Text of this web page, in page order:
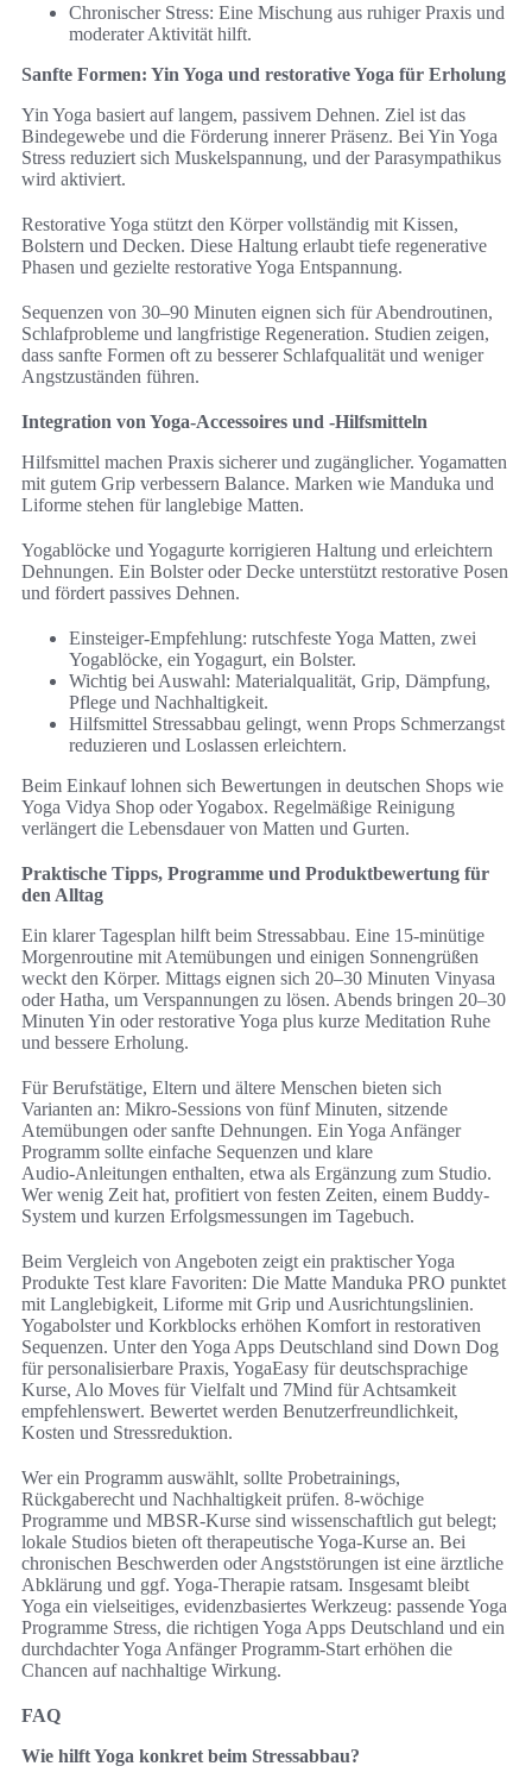
Chronischer Stress: Eine Mischung aus ruhiger Praxis und
moderater Aktivität hilft.
Sanfte Formen: Yin Yoga und restorative Yoga für Erholung
Yin Yoga basiert auf langem, passivem Dehnen. Ziel ist das
Bindegewebe und die Förderung innerer Präsenz. Bei Yin Yoga
Stress reduziert sich Muskelspannung, und der Parasympathikus
wird aktiviert.
Restorative Yoga stützt den Körper vollständig mit Kissen,
Bolstern und Decken. Diese Haltung erlaubt tiefe regenerative
Phasen und gezielte restorative Yoga Entspannung.
Sequenzen von 30–90 Minuten eignen sich für Abendroutinen,
Schlafprobleme und langfristige Regeneration. Studien zeigen,
dass sanfte Formen oft zu besserer Schlafqualität und weniger
Angstzuständen führen.
Integration von Yoga-Accessoires und -Hilfsmitteln
Hilfsmittel machen Praxis sicherer und zugänglicher. Yogamatten
mit gutem Grip verbessern Balance. Marken wie Manduka und
Liforme stehen für langlebige Matten.
Yogablöcke und Yogagurte korrigieren Haltung und erleichtern
Dehnungen. Ein Bolster oder Decke unterstützt restorative Posen
und fördert passives Dehnen.
Einsteiger-Empfehlung: rutschfeste Yoga Matten, zwei
Yogablöcke, ein Yogagurt, ein Bolster.
Wichtig bei Auswahl: Materialqualität, Grip, Dämpfung,
Pflege und Nachhaltigkeit.
Hilfsmittel Stressabbau gelingt, wenn Props Schmerzangst
reduzieren und Loslassen erleichtern.
Beim Einkauf lohnen sich Bewertungen in deutschen Shops wie
Yoga Vidya Shop oder Yogabox. Regelmäßige Reinigung
verlängert die Lebensdauer von Matten und Gurten.
Praktische Tipps, Programme und Produktbewertung für
den Alltag
Ein klarer Tagesplan hilft beim Stressabbau. Eine 15‑minütige
Morgenroutine mit Atemübungen und einigen Sonnengrüßen
weckt den Körper. Mittags eignen sich 20–30 Minuten Vinyasa
oder Hatha, um Verspannungen zu lösen. Abends bringen 20–30
Minuten Yin oder restorative Yoga plus kurze Meditation Ruhe
und bessere Erholung.
Für Berufstätige, Eltern und ältere Menschen bieten sich
Varianten an: Mikro‑Sessions von fünf Minuten, sitzende
Atemübungen oder sanfte Dehnungen. Ein Yoga Anfänger
Programm sollte einfache Sequenzen und klare
Audio‑Anleitungen enthalten, etwa als Ergänzung zum Studio.
Wer wenig Zeit hat, profitiert von festen Zeiten, einem Buddy-
System und kurzen Erfolgsmessungen im Tagebuch.
Beim Vergleich von Angeboten zeigt ein praktischer Yoga
Produkte Test klare Favoriten: Die Matte Manduka PRO punktet
mit Langlebigkeit, Liforme mit Grip und Ausrichtungslinien.
Yogabolster und Korkblocks erhöhen Komfort in restorativen
Sequenzen. Unter den Yoga Apps Deutschland sind Down Dog
für personalisierbare Praxis, YogaEasy für deutschsprachige
Kurse, Alo Moves für Vielfalt und 7Mind für Achtsamkeit
empfehlenswert. Bewertet werden Benutzerfreundlichkeit,
Kosten und Stressreduktion.
Wer ein Programm auswählt, sollte Probetrainings,
Rückgaberecht und Nachhaltigkeit prüfen. 8‑wöchige
Programme und MBSR‑Kurse sind wissenschaftlich gut belegt;
lokale Studios bieten oft therapeutische Yoga‑Kurse an. Bei
chronischen Beschwerden oder Angststörungen ist eine ärztliche
Abklärung und ggf. Yoga‑Therapie ratsam. Insgesamt bleibt
Yoga ein vielseitiges, evidenzbasiertes Werkzeug: passende Yoga
Programme Stress, die richtigen Yoga Apps Deutschland und ein
durchdachter Yoga Anfänger Programm‑Start erhöhen die
Chancen auf nachhaltige Wirkung.
FAQ
Wie hilft Yoga konkret beim Stressabbau?